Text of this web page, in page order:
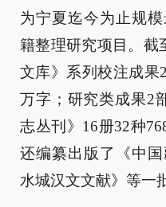
为宁夏迄今为止规
籍整理研究项目。截
文库》系列校注成果
万字；研究类成果2
志丛刊》16册32种
还编纂出版了《中
水城汉文文献》等一